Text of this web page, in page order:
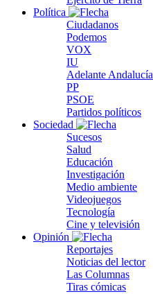
Política
Ciudadanos
Podemos
VOX
IU
Adelante Andalucía
PP
PSOE
Partidos políticos
Sociedad
Sucesos
Salud
Educación
Investigación
Medio ambiente
Videojuegos
Tecnología
Cine y televisión
Opinión
Reportajes
Noticias del lector
Las Columnas
Tiras cómicas